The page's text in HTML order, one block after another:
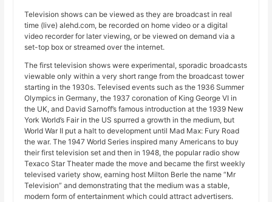
Television shows can be viewed as they are broadcast in real
time (live) alehd.com, be recorded on home video or a digital
video recorder for later viewing, or be viewed on demand via a
set-top box or streamed over the internet.
The first television shows were experimental, sporadic broadcasts
viewable only within a very short range from the broadcast tower
starting in the 1930s. Televised events such as the 1936 Summer
Olympics in Germany, the 1937 coronation of King George VI in
the UK, and David Sarnoff’s famous introduction at the 1939 New
York World’s Fair in the US spurred a growth in the medium, but
World War II put a halt to development until Mad Max: Fury Road
the war. The 1947 World Series inspired many Americans to buy
their first television set and then in 1948, the popular radio show
Texaco Star Theater made the move and became the first weekly
televised variety show, earning host Milton Berle the name “Mr
Television” and demonstrating that the medium was a stable,
modern form of entertainment which could attract advertisers.